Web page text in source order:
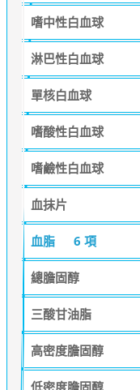
嗜中性白血球
淋巴性白血球
單核白血球
嗜酸性白血球
嗜鹼性白血球
血抹片
血脂 6 項
總膽固醇
三酸甘油脂
高密度膽固醇
低密度膽固醇